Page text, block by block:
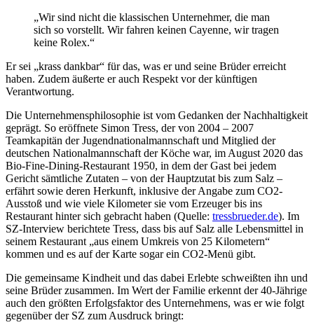
„Wir sind nicht die klassischen Unternehmer, die man
sich so vorstellt. Wir fahren keinen Cayenne, wir tragen
keine Rolex.“
Er sei „krass dankbar“ für das, was er und seine Brüder erreicht
haben. Zudem äußerte er auch Respekt vor der künftigen
Verantwortung.
Die Unternehmensphilosophie ist vom Gedanken der Nachhaltigkeit
geprägt. So eröffnete Simon Tress, der von 2004 – 2007
Teamkapitän der Jugendnationalmannschaft und Mitglied der
deutschen Nationalmannschaft der Köche war, im August 2020 das
Bio-Fine-Dining-Restaurant 1950, in dem der Gast bei jedem
Gericht sämtliche Zutaten – von der Hauptzutat bis zum Salz –
erfährt sowie deren Herkunft, inklusive der Angabe zum CO2-
Ausstoß und wie viele Kilometer sie vom Erzeuger bis ins
Restaurant hinter sich gebracht haben (Quelle: tressbrueder.de). Im
SZ-Interview berichtete Tress, dass bis auf Salz alle Lebensmittel in
seinem Restaurant „aus einem Umkreis von 25 Kilometern“
kommen und es auf der Karte sogar ein CO2-Menü gibt.
Die gemeinsame Kindheit und das dabei Erlebte schweißten ihn und
seine Brüder zusammen. Im Wert der Familie erkennt der 40-Jährige
auch den größten Erfolgsfaktor des Unternehmens, was er wie folgt
gegenüber der SZ zum Ausdruck bringt: